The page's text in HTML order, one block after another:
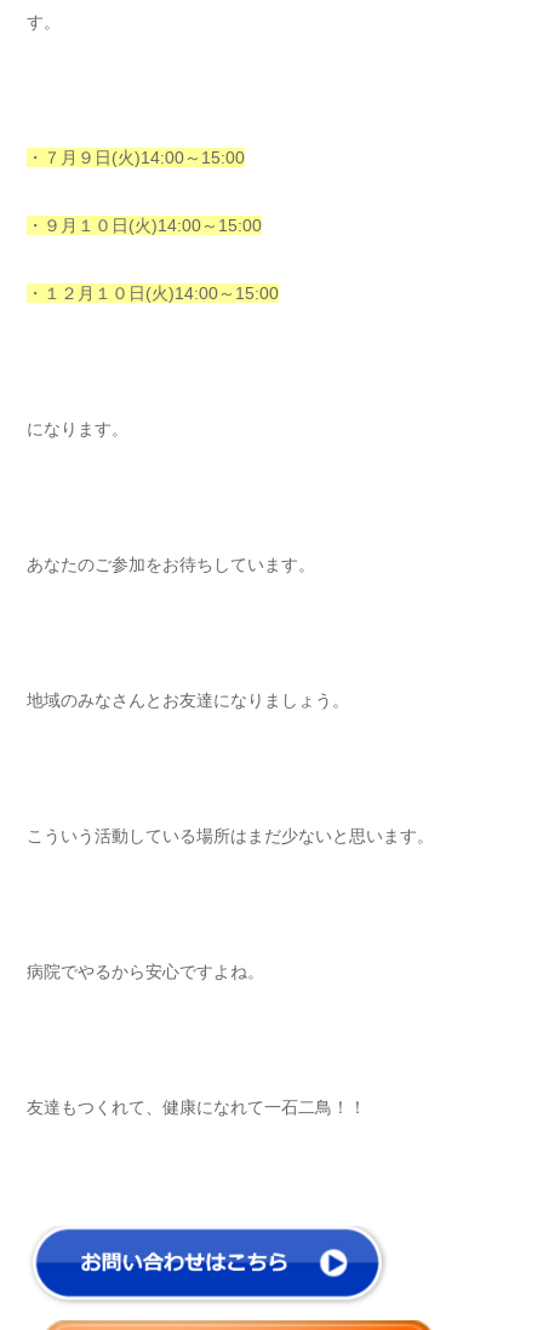
す。
・７月９日(火)14:00～15:00
・９月１０日(火)14:00～15:00
・１２月１０日(火)14:00～15:00
になります。
あなたのご参加をお待ちしています。
地域のみなさんとお友達になりましょう。
こういう活動している場所はまだ少ないと思います。
病院でやるから安心ですよね。
友達もつくれて、健康になれて一石二鳥！！